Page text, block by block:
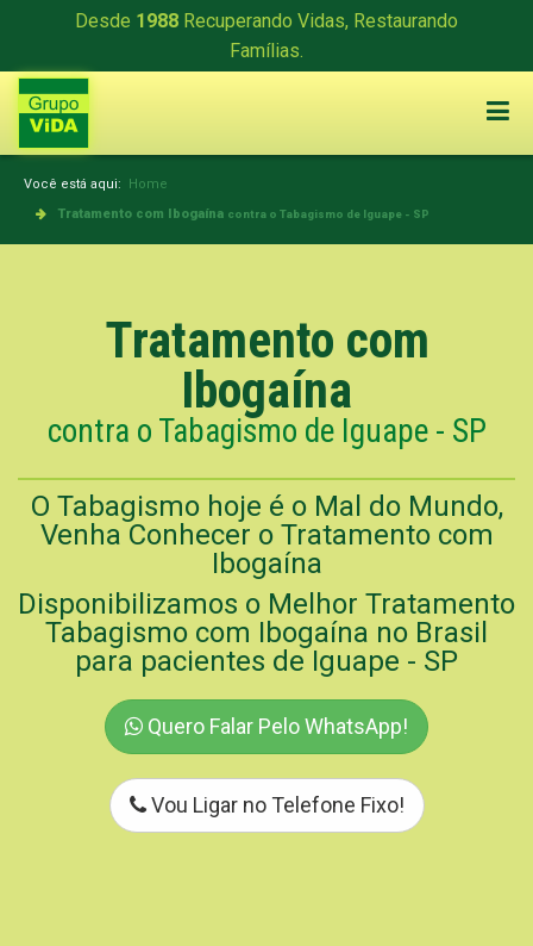
Desde 1988 Recuperando Vidas, Restaurando
Famílias.
Você está aqui: Home
Tratamento com Ibogaína contra o Tabagismo de Iguape - SP
Tratamento com
Ibogaína
contra o Tabagismo de Iguape - SP
O Tabagismo hoje é o Mal do Mundo,
Venha Conhecer o Tratamento com
Ibogaína
Disponibilizamos o Melhor Tratamento
Tabagismo com Ibogaína no Brasil
para pacientes de Iguape - SP
Quero Falar Pelo WhatsApp!
Vou Ligar no Telefone Fixo!